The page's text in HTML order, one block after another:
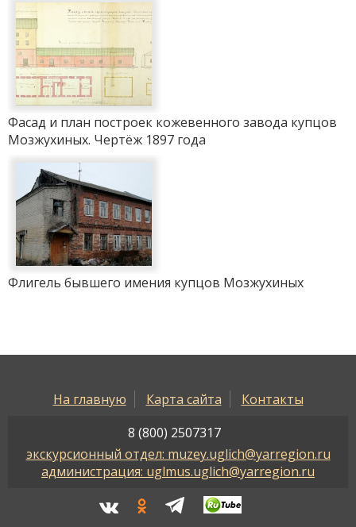
Фасад и план построек кожевенного завода купцов
Мозжухиных. Чертёж 1897 года
Флигель бывшего имения купцов Мозжухиных
На главную Карта сайта
Контакты
8 (800) 2507317
экскурсионный отдел: muzey.uglich@yarregion.ru
администрация: uglmus.uglich@yarregion.ru